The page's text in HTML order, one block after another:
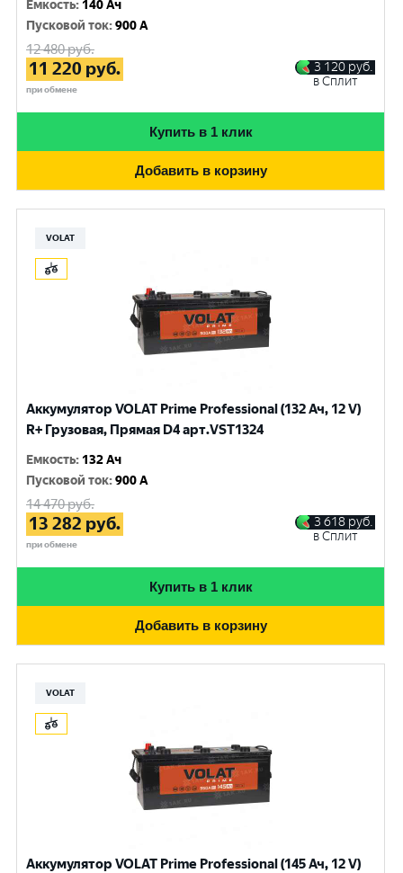
Емкость: 140 Ач
Пусковой ток:900 A
12 480руб.
11 220 руб.
при обмене
3 120 руб.
в Сплит
Купить в 1 клик
Добавить в корзину
VOLAT
Аккумулятор VOLAT Prime Professional (132 Ач, 12 V)
R+ Грузовая, Прямая D4 арт.VST1324
Емкость: 132 Ач
Пусковой ток:900 A
14 470руб.
13 282 руб.
при обмене
3 618 руб.
в Сплит
Купить в 1 клик
Добавить в корзину
VOLAT
Аккумулятор VOLAT Prime Professional (145 Ач, 12 V)